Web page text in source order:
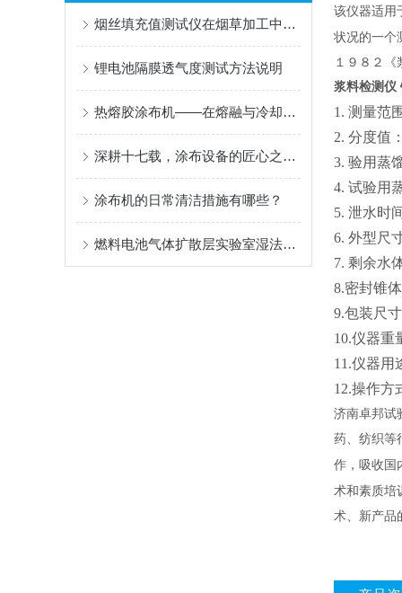
烟丝填充值测试仪在烟草加工中的关键作用
锂电池隔膜透气度测试方法说明
热熔胶涂布机——在熔融与冷却间编织粘合的“无形纽带“
深耕十七载，涂布设备的匠心之选 ——AT-TB-300C 多功能涂布试验机
涂布机的日常清洁措施有哪些？
燃料电池气体扩散层实验室湿法成型设备
该仪器适用
状况的一个
１９８２
浆料检测仪
1. 测量范
2. 分度值
3. 验用蒸
4. 试验用
5. 泄水时
6. 外型尺
7. 剩
8.密封锥
9.包装尺
10.仪器重
11.仪器用
12.操作方
济南卓邦试
药、纺织等
作，吸收国
术和素质培
术、新产品